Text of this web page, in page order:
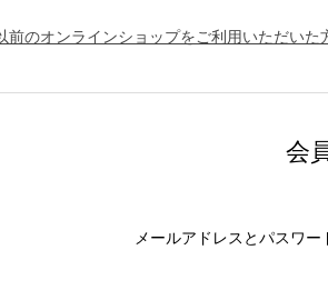
前のオンラインショップをご利用いただい
会
メールアドレスとパスワー